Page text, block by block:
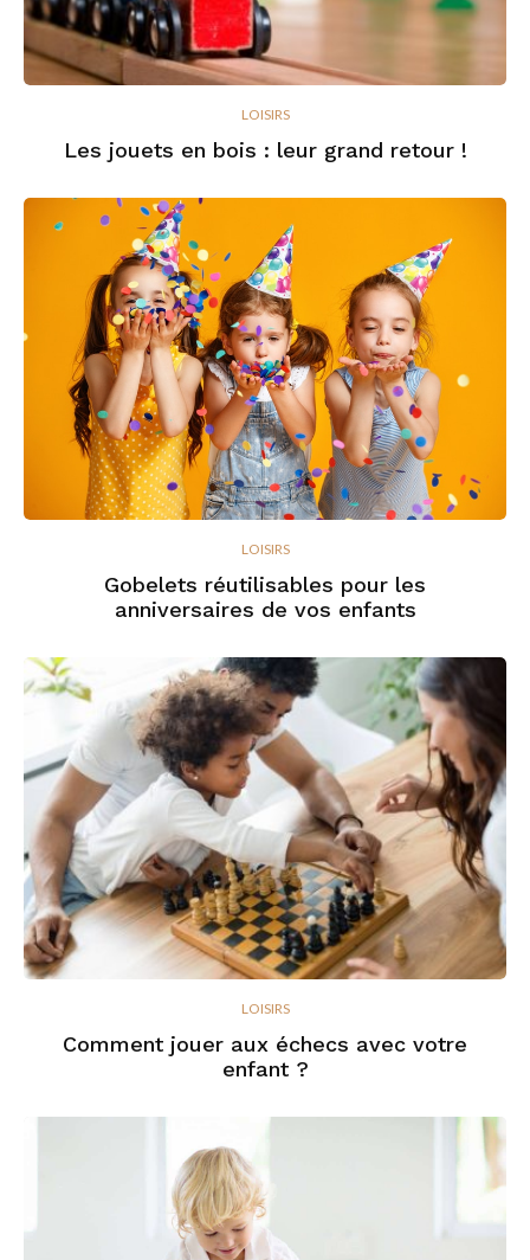
LOISIRS
Les jouets en bois : leur grand retour !
LOISIRS
Gobelets réutilisables pour les
anniversaires de vos enfants
LOISIRS
Comment jouer aux échecs avec votre
enfant ?